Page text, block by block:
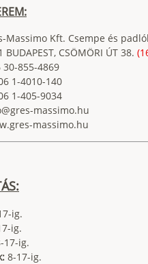
Massimo Kft. Csempe és
BUDAPEST, CSÖMÖRI ÚT 38.
30-855-4869
1-4010-140
1-405-9034
massimo.hu
massimo.hu
ig.
ig.
17-ig.
8-17-ig.